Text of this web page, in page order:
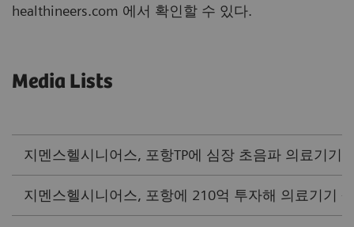
healthineers.com 에서 확인할 수 있다.
Media Lists
지멘스헬시니어스, 포항TP에 심장 초음파 의료기
지멘스헬시니어스, 포항에 210억 투자해 의료기기